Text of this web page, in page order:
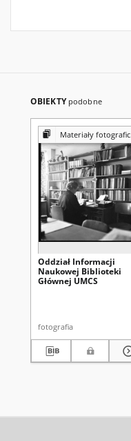
OBIEKTY podobne
Materiały fotograficzne z Pracowni Reprografii Biblioteki UMCS
Oddział Informacji
Naukowej Biblioteki
Głównej UMCS
fotografia